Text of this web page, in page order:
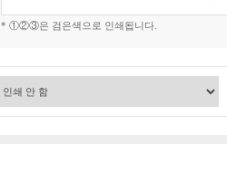
* ①②③은 검은색으로 인쇄됩니다.